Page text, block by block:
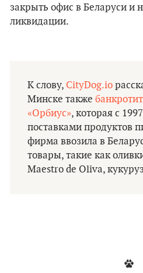
закрыть офис в Беларуси и
ликвидации.
К слову, CityDog.io
Минске также
«Орбиус», которая с
поставками продуктов
фирма ввозила в
товары, такие как
Maestro de Oliva,